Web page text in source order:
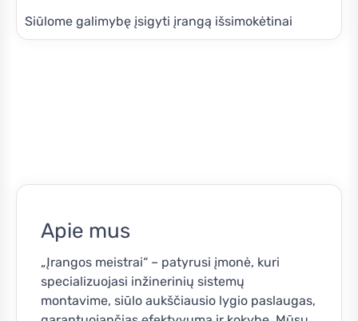
Siūlome galimybę įsigyti įrangą išsimokėtinai
Apie mus
„Įrangos meistrai“ – patyrusi įmonė, kuri
specializuojasi inžinerinių sistemų
montavime, siūlo aukščiausio lygio paslaugas,